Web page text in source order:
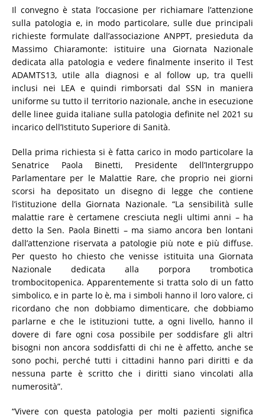
Il convegno è stata l’occasione per richiamare l’attenzione
sulla patologia e, in modo particolare, sulle due principali
richieste formulate dall’associazione ANPPT, presieduta da
Massimo Chiaramonte: istituire una Giornata Nazionale
dedicata alla patologia e vedere finalmente inserito il Test
ADAMTS13, utile alla diagnosi e al follow up, tra quelli
inclusi nei LEA e quindi rimborsati dal SSN in maniera
uniforme su tutto il territorio nazionale, anche in esecuzione
delle linee guida italiane sulla patologia definite nel 2021 su
incarico dell’Istituto Superiore di Sanità.
Della prima richiesta si è fatta carico in modo particolare la
Senatrice Paola Binetti, Presidente dell’Intergruppo
Parlamentare per le Malattie Rare, che proprio nei giorni
scorsi ha depositato un disegno di legge che contiene
l’istituzione della Giornata Nazionale. “La sensibilità sulle
malattie rare è certamene cresciuta negli ultimi anni – ha
detto la Sen. Paola Binetti – ma siamo ancora ben lontani
dall’attenzione riservata a patologie più note e più diffuse.
Per questo ho chiesto che venisse istituita una Giornata
Nazionale dedicata alla porpora trombotica
trombocitopenica. Apparentemente si tratta solo di un fatto
simbolico, e in parte lo è, ma i simboli hanno il loro valore, ci
ricordano che non dobbiamo dimenticare, che dobbiamo
parlarne e che le istituzioni tutte, a ogni livello, hanno il
dovere di fare ogni cosa possibile per soddisfare gli altri
bisogni non ancora soddisfatti di chi ne è affetto, anche se
sono pochi, perché tutti i cittadini hanno pari diritti e da
nessuna parte è scritto che i diritti siano vincolati alla
numerosità”.
“Vivere con questa patologia per molti pazienti significa